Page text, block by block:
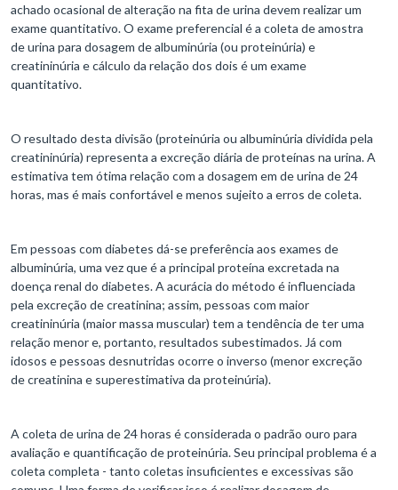
achado ocasional de alteração na fita de urina devem realizar um
exame quantitativo. O exame preferencial é a coleta de amostra
de urina para dosagem de albuminúria (ou proteinúria) e
creatininúria e cálculo da relação dos dois é um exame
quantitativo.
O resultado desta divisão (proteinúria ou albuminúria dividida pela
creatininúria) representa a excreção diária de proteínas na urina. A
estimativa tem ótima relação com a dosagem em de urina de 24
horas, mas é mais confortável e menos sujeito a erros de coleta.
Em pessoas com diabetes dá-se preferência aos exames de
albuminúria, uma vez que é a principal proteína excretada na
doença renal do diabetes. A acurácia do método é influenciada
pela excreção de creatinina; assim, pessoas com maior
creatininúria (maior massa muscular) tem a tendência de ter uma
relação menor e, portanto, resultados subestimados. Já com
idosos e pessoas desnutridas ocorre o inverso (menor excreção
de creatinina e superestimativa da proteinúria).
A coleta de urina de 24 horas é considerada o padrão ouro para
avaliação e quantificação de proteinúria. Seu principal problema é a
coleta completa - tanto coletas insuficientes e excessivas são